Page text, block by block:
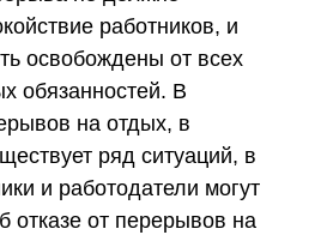
работников, и
освобождены от всех
обязанностей. В
на отдых, в
ряд ситуаций, в
и работодатели могут
отказе от перерывов на